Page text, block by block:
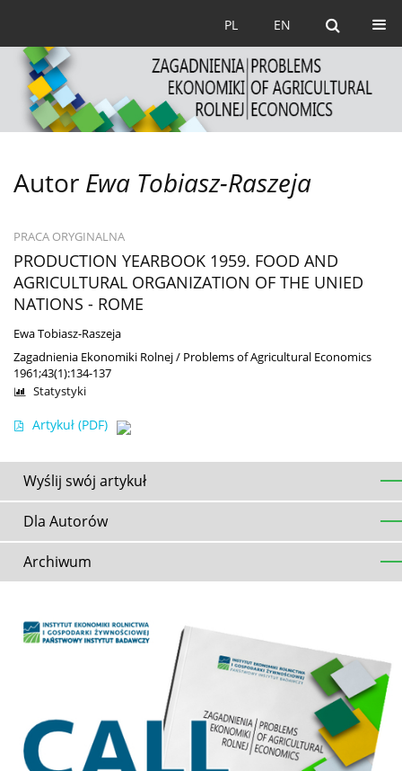
EN
PL
Autor Ewa Tobiasz-Raszeja
PRACA ORYGINALNA
PRODUCTION YEARBOOK 1959. FOOD AND
AGRICULTURAL ORGANIZATION OF THE UNIED
NATIONS - ROME
Ewa Tobiasz-Raszeja
Zagadnienia Ekonomiki Rolnej / Problems of Agricultural Economics
1961;43(1):134-137
Artykuł (PDF)
Statystyki
Wyślij swój artykuł
Dla Autorów
Archiwum